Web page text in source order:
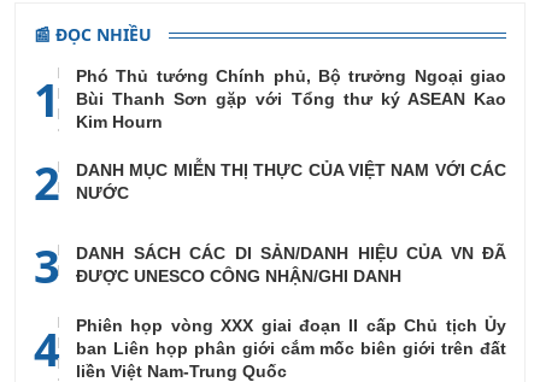
📰 ĐỌC NHIỀU
1
Phó Thủ tướng Chính phủ, Bộ trưởng Ngoại giao
Bùi Thanh Sơn gặp với Tổng thư ký ASEAN Kao
Kim Hourn
2
DANH MỤC MIỄN THỊ THỰC CỦA VIỆT NAM VỚI CÁC
NƯỚC
3
DANH SÁCH CÁC DI SẢN/DANH HIỆU CỦA VN ĐÃ
ĐƯỢC UNESCO CÔNG NHẬN/GHI DANH
4
Phiên họp vòng XXX giai đoạn II cấp Chủ tịch Ủy
ban Liên họp phân giới cắm mốc biên giới trên đất
liền Việt Nam-Trung Quốc